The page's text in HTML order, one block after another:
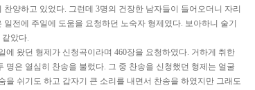
양하고 있었다. 그런데 3명의 건장한 남자들이 들어오더니 자리
전에 주일에 도움을 요청하던 노숙자 형제였다. 보아하니 술기
았다.
에 왔던 형제가 신청곡이라며 460장을 요청하였다. 거하게 취한
명은 열심히 찬송을 불렀다. 그 중 찬송을 신청했던 형제는 얼굴
을 쉬기도 하고 갑자기 큰 소리를 내면서 찬송을 하였지만 그래도